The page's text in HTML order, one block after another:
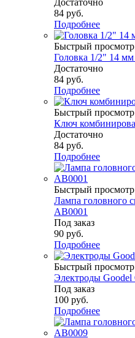
Достаточно
84 руб.
Подробнее
Быстрый просмотр
Головка 1/2" 14
Достаточно
84 руб.
Подробнее
Быстрый просмотр
Ключ
Достаточно
84 руб.
Подробнее
Быстрый просмотр
Лампа головного
AB0001
Под заказ
90 руб.
Подробнее
Быстрый просмотр
Электроды
Под заказ
100 руб.
Подробнее